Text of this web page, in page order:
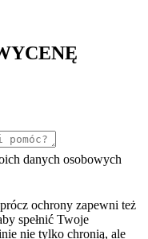
danych osobowych
ochrony zapewni też
spełnić Twoje
nie tylko chronią, ale